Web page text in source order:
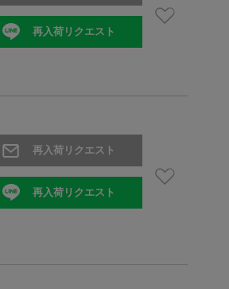
再入荷リクエスト
再入荷リクエスト
再入荷リクエスト